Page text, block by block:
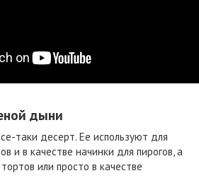
дыни
таки десерт. Ее используют для
и в качестве начинки для пирогов, а
или просто в качестве